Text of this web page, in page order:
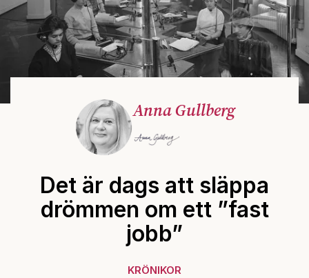
Anna Gullberg
Det är dags att släppa
drömmen om ett ”fast
jobb”
KRÖNIKOR